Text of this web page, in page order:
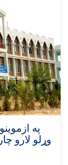
په
وړلو لارو